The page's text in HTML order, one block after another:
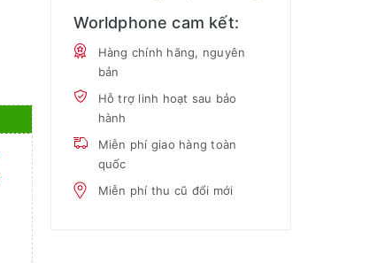
Worldphone cam kết:
Hàng chính hãng, nguyên
bản
Hỗ trợ linh hoạt sau bảo
hành
Miễn phí giao hàng toàn
quốc
Miễn phí thu cũ đổi mới